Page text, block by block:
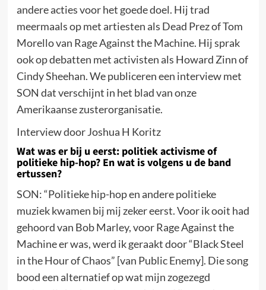
andere acties voor het goede doel. Hij trad
meermaals op met artiesten als Dead Prez of Tom
Morello van Rage Against the Machine. Hij sprak
ook op debatten met activisten als Howard Zinn of
Cindy Sheehan. We publiceren een interview met
SON dat verschijnt in het blad van onze
Amerikaanse zusterorganisatie.
Interview door Joshua H Koritz
Wat was er bij u eerst: politiek activisme of
politieke hip-hop? En wat is volgens u de band
ertussen?
SON: “Politieke hip-hop en andere politieke
muziek kwamen bij mij zeker eerst. Voor ik ooit had
gehoord van Bob Marley, voor Rage Against the
Machine er was, werd ik geraakt door “Black Steel
in the Hour of Chaos” [van Public Enemy]. Die song
bood een alternatief op wat mijn zogezegd